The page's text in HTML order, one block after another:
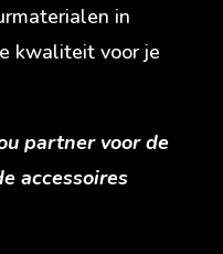
in
kwaliteit voor je
partner voor de
accessoires